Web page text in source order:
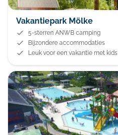
Vakantiepark Mölke
5-sterren ANWB camping
Bijzondere accommodaties
Leuk voor een vakantie met kids